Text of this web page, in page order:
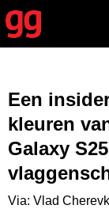
Een
kleuren
Galaxy
Via: Vlad